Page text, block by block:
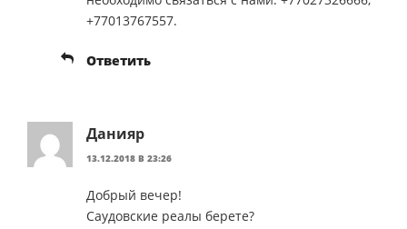
+77013767557.
Ответить
Данияр
13.12.2018 В 23:26
Добрый вечер!
Саудовские реалы берете?